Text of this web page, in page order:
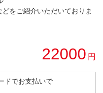
をご紹介いただいておりま
22000 円
ドでお支払いで